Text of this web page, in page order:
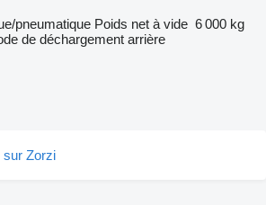
pneumatique Poids net à vide 6 000 kg
de déchargement arrière
sur Zorzi